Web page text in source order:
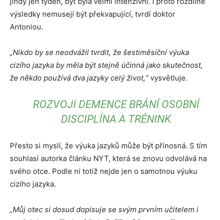
výsledky nemusejí být překvapující, tvrdí doktor
Antoniou.
„Nikdo by se neodvážil tvrdit, že šestiměsíční výuka
cizího jazyka by měla být stejně účinná jako skutečnost,
že někdo používá dva jazyky celý život,“vysvětluje.
ROZVOJI DEMENCE BRÁNÍ OSOBNÍ
DISCIPLÍNA A TRÉNINK
Přesto si myslí, že výuka jazyků může být přínosná. S tím
souhlasí autorka článku NYT, která se znovu odvolává na
svého otce. Podle ní totiž nejde jen o samotnou výuku
cizího jazyka.
„Můj otec si dosud dopisuje se svým prvním učitelem i